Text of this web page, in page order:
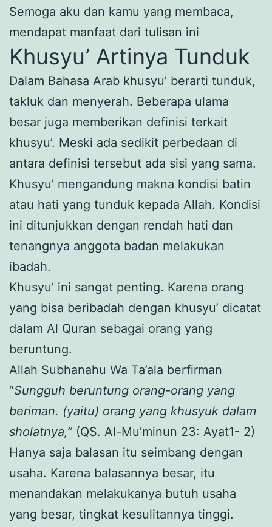
Semoga aku dan kamu yang membaca,
mendapat manfaat dari tulisan ini
Khusyu’ Artinya Tunduk
Dalam Bahasa Arab khusyu’ berarti tunduk,
takluk dan menyerah. Beberapa ulama
besar juga memberikan definisi terkait
khusyu’. Meski ada sedikit perbedaan di
antara definisi tersebut ada sisi yang sama.
Khusyu’ mengandung makna kondisi batin
atau hati yang tunduk kepada Allah. Kondisi
ini ditunjukkan dengan rendah hati dan
tenangnya anggota badan melakukan
ibadah.
Khusyu’ ini sangat penting. Karena orang
yang bisa beribadah dengan khusyu’ dicatat
dalam Al Quran sebagai orang yang
beruntung.
Allah Subhanahu Wa Ta’ala berfirman
“Sungguh beruntung orang-orang yang
beriman. (yaitu) orang yang khusyuk dalam
sholatnya,” (QS. Al-Mu’minun 23: Ayat1- 2)
Hanya saja balasan itu seimbang dengan
usaha. Karena balasannya besar, itu
menandakan melakukanya butuh usaha
yang besar, tingkat kesulitannya tinggi.